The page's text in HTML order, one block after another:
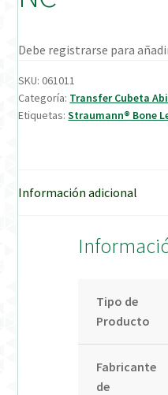
Welcome to DELTA
Debe registrarse para
SKU:061011
Categoría: Transfer Cubeta
Etiquetas:Straumann® Bone
Información adicional
Tipo de
Producto
Fabricante
de